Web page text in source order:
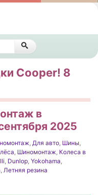
Cooper! 8
в
2025
, Для авто, Шины,
, Шиномонтаж, Колеса в
, Dunlop, Yokohama,
, Летняя резина